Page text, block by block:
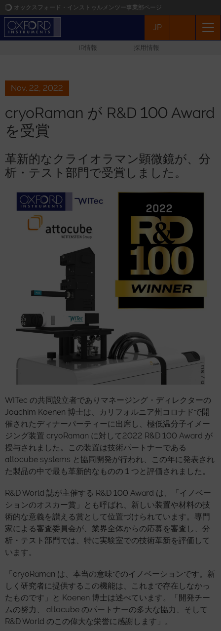
オックスフォード・インストゥルメンツー事業部ページ
オックスフォード・インストゥルメンツ
ニュース
お問い合わせ
JP
IR情報 採用情報
Nov. 22, 2022
cryoRaman が R&D 100 Award
を受賞
革新的なクライオラマン顕微鏡が、分
析・テスト部門で受賞しました。
WITec の共同設立者でありマネージング・ディレクターの
Joachim Koenen 博士は、カリフォルニア州コロナドで開
催されたディナーパーティーに出席し、極低温分子イメー
ジング装置 cryoRaman に対して2022 R&D 100 Award が
授与されました。この装置は技術パートナーである
attocube systems と協同開発が行われ、この年に発表され
た製品の中で最も革新的なものの 1 つと評価されました。
R&D World 誌が主催する R&D 100 Award は、「イノベー
ションのオスカー賞」とも呼ばれ、新しい装置や材料の技
術的な意義を讃える賞として位置づけられています。専門
家による審査委員会が、業界全体からの応募を審査し、分
析・テスト部門では、特に実験室での技術革新を評価して
います。
「cryoRaman は、本当の意味でのイノベーションです。新
しく研究者に提供するこの機能は、これまで存在しなかっ
たものです」と Koenen 博士は述べています。「開発チー
ムの努力、 attocube のパートナーの多大な協力、そして
R&D World のこの偉大な栄誉に感謝します」。